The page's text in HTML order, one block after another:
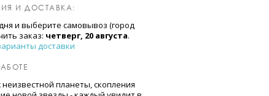
И ДОСТАВКА:
и выберите самовывоз (город
заказ: четверг, 20 августа.
доставки
планеты, скопления